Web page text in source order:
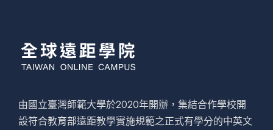
由國立臺灣師範大學於2020年開辦，集結合作學校開
設符合教育部遠距教學實施規範之正式有學分的中英文